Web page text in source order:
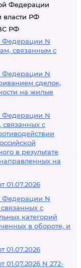
Федерации
власти РФ
РФ
Федерации N
связанным с
Федерации N
сделок,
на жилые
Федерации N
связанных с
в результате
на
01.07.2026
Федерации N
с
категорий
в обороте, и
01.07.2026
N 272-